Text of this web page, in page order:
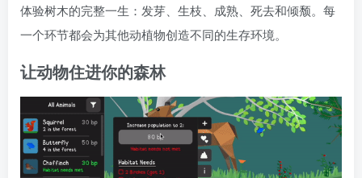
体验树木的完整一生：发芽、生枝、成熟、死去和倾颓。每
一个环节都会为其他动植物创造不同的生存环境。
让动物住进你的森林